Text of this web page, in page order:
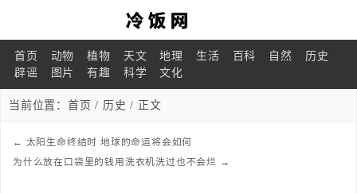
首页 动物 植物 天文 地理 生活 百科 自然
历史
辟谣
图片 有趣 科学 文化
当前位置： 首页 / 历史 / 正文
← 太阳生命终结时 地球的命运将会如何
为什么放在口袋里的钱用洗衣机洗过也不会烂 →